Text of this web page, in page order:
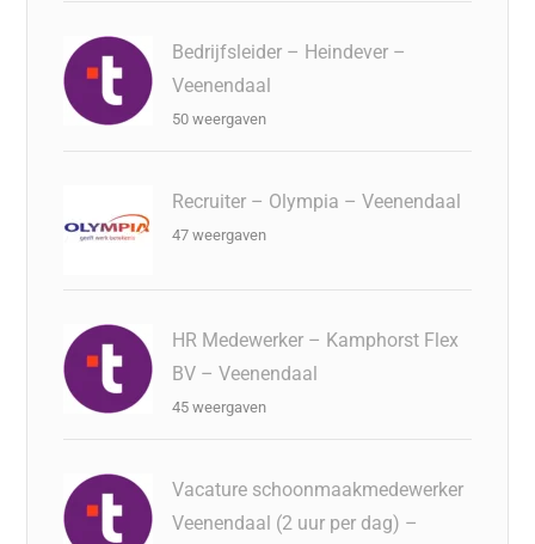
Bedrijfsleider – Heindever –
Veenendaal
50 weergaven
Recruiter – Olympia – Veenendaal
47 weergaven
HR Medewerker – Kamphorst Flex
BV – Veenendaal
45 weergaven
Vacature schoonmaakmedewerker
Veenendaal (2 uur per dag) –